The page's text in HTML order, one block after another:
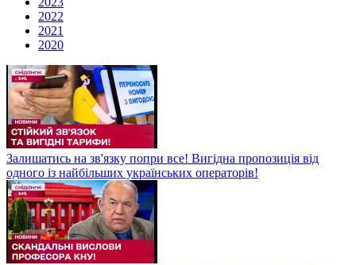
2022
2021
2020
Залишатись на зв'язку попри все! Вигідна пропозиція від
одного із найбільших українських операторів!